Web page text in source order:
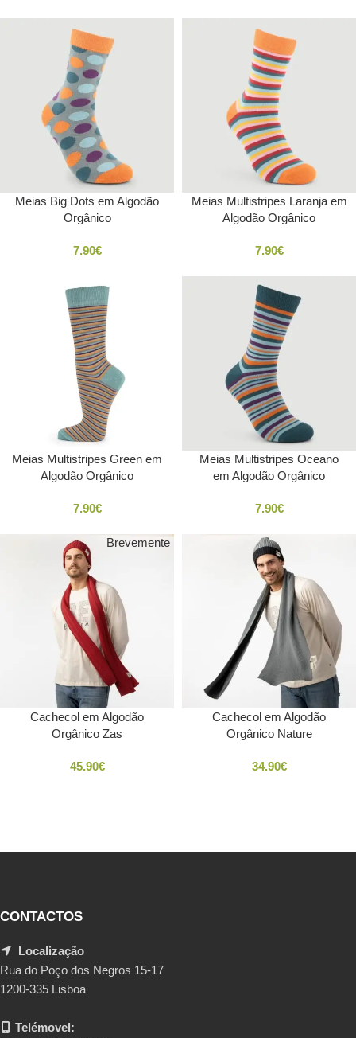
Meias Big Dots em Algodão
Orgânico
7.90€
Meias Multistripes Laranja em
Algodão Orgânico
7.90€
Meias Multistripes Green em
Algodão Orgânico
7.90€
Meias Multistripes Oceano
em Algodão Orgânico
7.90€
Brevemente
Cachecol em Algodão
Orgânico Zas
45.90€
Cachecol em Algodão
Orgânico Nature
34.90€
CONTACTOS
Localização
Rua do Poço dos Negros 15-17
1200-335 Lisboa
Telémovel: